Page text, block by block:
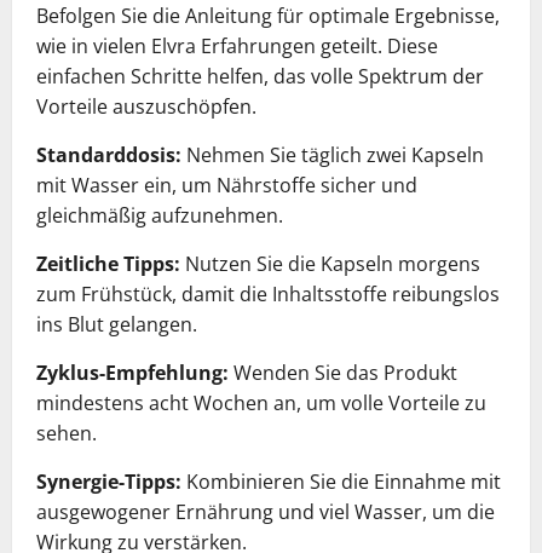
Befolgen Sie die Anleitung für optimale Ergebnisse,
wie in vielen Elvra Erfahrungen geteilt. Diese
einfachen Schritte helfen, das volle Spektrum der
Vorteile auszuschöpfen.
Standarddosis: Nehmen Sie täglich zwei Kapseln
mit Wasser ein, um Nährstoffe sicher und
gleichmäßig aufzunehmen.
Zeitliche Tipps: Nutzen Sie die Kapseln morgens
zum Frühstück, damit die Inhaltsstoffe reibungslos
ins Blut gelangen.
Zyklus-Empfehlung: Wenden Sie das Produkt
mindestens acht Wochen an, um volle Vorteile zu
sehen.
Synergie-Tipps: Kombinieren Sie die Einnahme mit
ausgewogener Ernährung und viel Wasser, um die
Wirkung zu verstärken.